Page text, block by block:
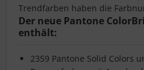
Trendfarben haben die
Der neue Pantone
enthält:
2359 Pantone Solid Colors